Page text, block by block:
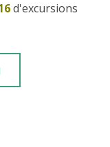
d'excursions